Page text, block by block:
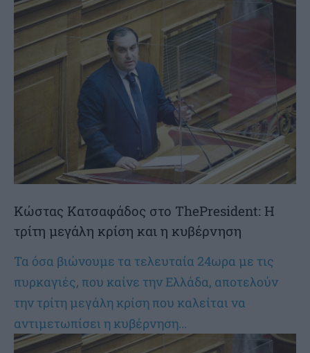
Κώστας Κατσαφάδος στο ThePresident: Η
τρίτη μεγάλη κρίση και η κυβέρνηση
Τα όσα βιώνουμε τα τελευταία 24ωρα με τις
πυρκαγιές, που καίνε την Ελλάδα, αποτελούν
την τρίτη μεγάλη κρίση που καλείται να
αντιμετωπίσει η κυβέρνηση...